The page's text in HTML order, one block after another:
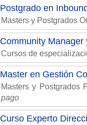
Postgrado en
Masters y Postgrados
Community
Cursos de
Master en Gestión
Masters y Postgrados
pago
Curso Experto